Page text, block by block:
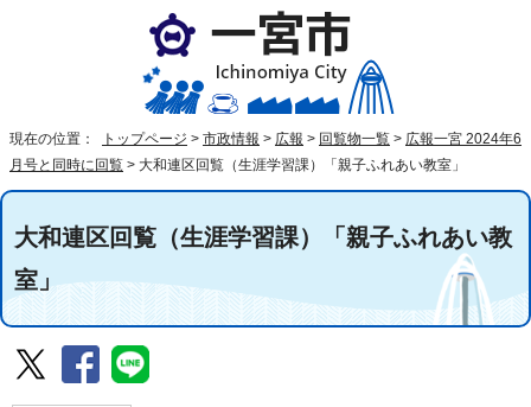
現在の位置： トップページ > 市政情報 > 広報 > 回覧物一覧 > 広報一宮 2024年6
月号と同時に回覧 > 大和連区回覧（生涯学習課）「親子ふれあい教室」
大和連区回覧（生涯学習課）「親子ふれあい教
室」